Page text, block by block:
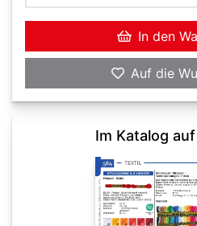
In den
Auf die
Im Katalog